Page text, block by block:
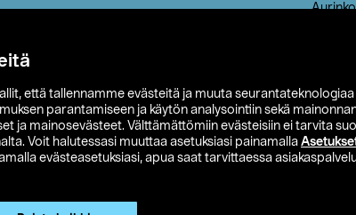
että tallennamme evästeitä ja muuta seurantateknologiaa
parantamiseen ja käytön analysointiin sekä
ja mainosevästeet. Välttämättömiin evästeisiin ei tarvita
Voit halutessasi muuttaa asetuksiasi painamalla
evästeasetuksiasi, apua saat tarvittaessa